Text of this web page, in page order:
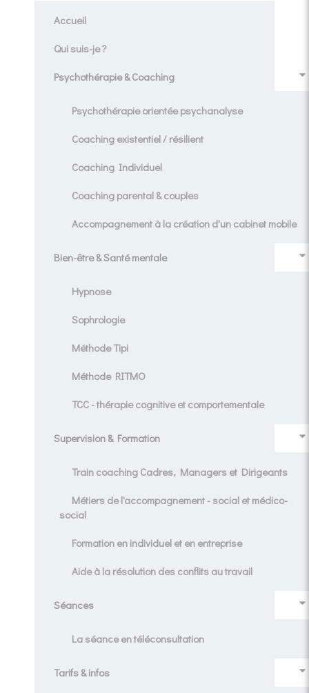
Accueil
Qui suis-je ?
Psychothérapie & Coaching
Psychothérapie orientée psychanalyse
Coaching existentiel / résilient
Coaching Individuel
Coaching parental & couples
Accompagnement à la création d'un cabinet mobile
Bien-être & Santé mentale
Hypnose
Sophrologie
Méthode Tipi
Méthode RITMO
TCC - thérapie cognitive et comportementale
Supervision & Formation
Train coaching Cadres, Managers et Dirigeants
Métiers de l'accompagnement - social et médico-
social
Formation en individuel et en entreprise
Aide à la résolution des conflits au travail
Séances
La séance en téléconsultation
Tarifs & infos